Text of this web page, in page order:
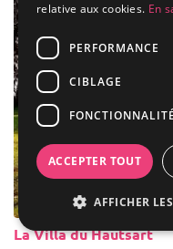
... 38 km
La Villa du Hautsart
relative aux cookies. En
PERFORMANCE
CIBLAGE
FONCTIONNALITÉ
ACCEPTER TOUT
AFFICHER